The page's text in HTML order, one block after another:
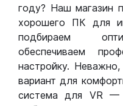
году? Наш магазин
хорошего ПК для
подбираем
обеспечиваем
настройку.
вариант для
система для VR —